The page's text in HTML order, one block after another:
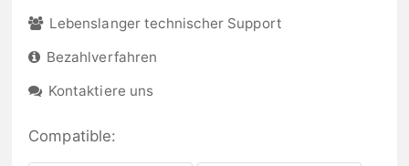
Lebenslanger technischer Support
Bezahlverfahren
Kontaktiere uns
Compatible: